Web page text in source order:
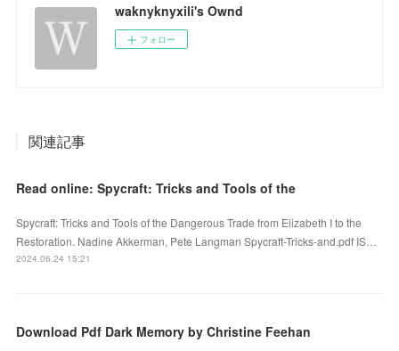
waknyknyxili's Ownd
フォロー
関連記事
Read online: Spycraft: Tricks and Tools of the
Spycraft: Tricks and Tools of the Dangerous Trade from Elizabeth I to the
Restoration. Nadine Akkerman, Pete Langman Spycraft-Tricks-and.pdf IS…
2024.06.24 15:21
Download Pdf Dark Memory by Christine Feehan